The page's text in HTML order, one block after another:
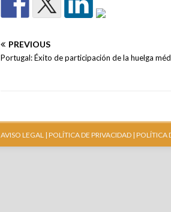
PREVIOUS
Portugal: Éxito de participación de la huelga
AVISO LEGAL | POLÍTICA DE PRIVACIDAD | POLÍTICA